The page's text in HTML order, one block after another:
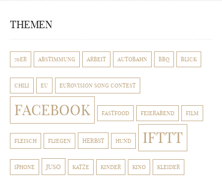
THEMEN
70ER ABSTIMMUNG ARBEIT AUTOBAHN BBQ BLICK
CHILI EU EUROVISION SONG CONTEST
FACEBOOK FASTFOOD FEIERABEND FILM
FLEISCH FLIEGEN HERBST HUND IFTTT
IPHONE JUSO KATZE KINDER KINO KLEIDER